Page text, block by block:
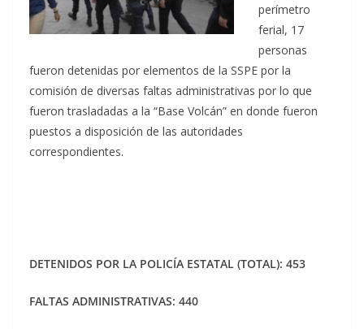
perímetro
ferial, 17
personas
fueron detenidas por elementos de la SSPE por la
comisión de diversas faltas administrativas por lo que
fueron trasladadas a la “Base Volcán” en donde fueron
puestos a disposición de las autoridades
correspondientes.
DETENIDOS POR LA POLICÍA ESTATAL (TOTAL): 453
FALTAS ADMINISTRATIVAS: 440